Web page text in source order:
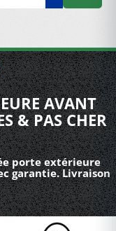
AVANT
& PAS CHER
porte extérieure
garantie. Livraison